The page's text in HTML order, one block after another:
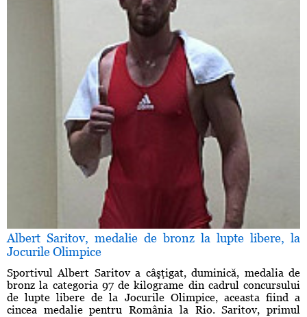
Albert Saritov, medalie de bronz la lupte libere, la
Jocurile Olimpice
Sportivul Albert Saritov a câşţigat, duminică, medalia de
bronz la categoria 97 de kilograme din cadrul concursului
de lupte libere de la Jocurile Olimpice, aceasta fiind a
cincea medalie pentru România la Rio. Saritov, primul